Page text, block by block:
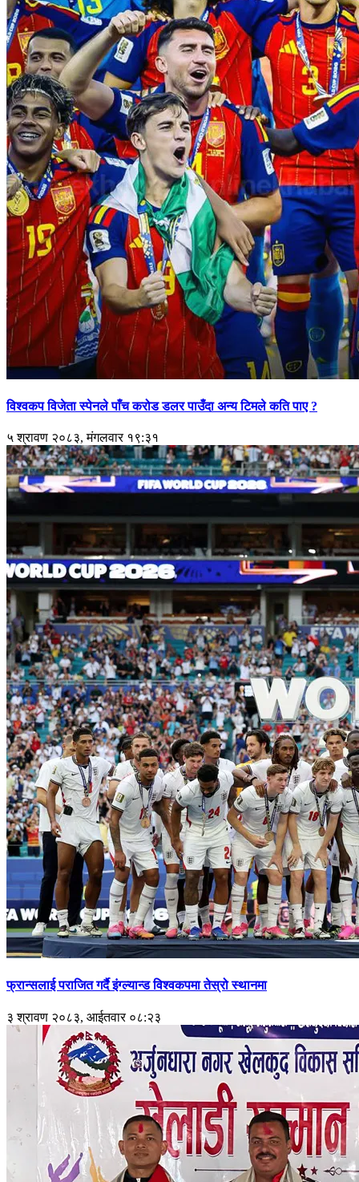
विश्वकप विजेता स्पेनले पाँच करोड डलर पाउँदा अन्य टिमले कति पाए ?
५ श्रावण २०८३, मंगलवार १९:३१
फ्रान्सलाई पराजित गर्दै इंग्ल्यान्ड विश्वकपमा तेस्रो स्थानमा
३ श्रावण २०८३, आईतवार ०८:२३